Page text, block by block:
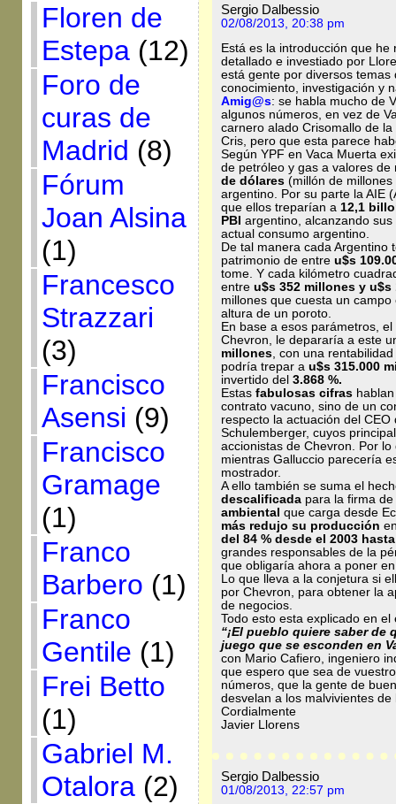
Floren de
Estepa(12)
Foro de
curas de
Madrid (8)
Fórum
Joan Alsina
(1)
Francesco
Strazzari
(3)
Francisco
Asensi (9)
Francisco
Gramage
(1)
Franco
Barbero (1)
Franco
Gentile (1)
Frei Betto
(1)
Gabriel M.
Otalora(2)
Sergio Dalbessio
02/08/2013, 20:38 pm
Está es la introducción que
detallado e investiado por
está gente por diversos
conocimiento, investigación y
Amig@s: se habla mucho de
algunos números, en vez de
carnero alado Crisomallo de
Cris, pero que esta parece
Según YPF en Vaca Muerta
de petróleo y gas a valores
de dólares(millón de
argentino. Por su parte la AIE
que ellos treparían a 12,1
PBI argentino, alcanzando
actual consumo argentino.
De tal manera cada Argentino
patrimonio de entre u$s
tome. Y cada kilómetro
entre u$s 352 millones y u$s
millones que cuesta un
altura de un poroto.
En base a esos parámetros,
Chevron, le depararía a este
millones, con una
podría trepar a u$s 315.000
invertido del 3.868 %.
Estas fabulosas cifras
contrato vacuno, sino de un
respecto la actuación del
Schulemberger, cuyos
accionistas de Chevron. Por
mientras Galluccio parecería
mostrador.
A ello también se suma el
descalificadapara la firma
ambiental que carga desde
más redujo su producción
del 84 % desde el 2003
grandes responsables de la
que obligaría ahora a poner
Lo que lleva a la conjetura si
por Chevron, para obtener la
de negocios.
Todo esto esta explicado en
“¡El pueblo quiere saber
juego que se esconden en
con Mario Cafiero, ingeniero
que espero que sea de
números, que la gente de
desvelan a los malvivientes
Cordialmente
Javier Llorens
Sergio Dalbessio
01/08/2013, 22:57 pm